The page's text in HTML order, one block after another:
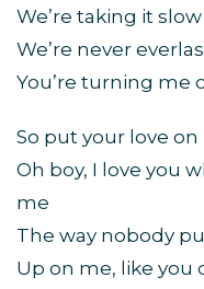
We’re taking it slow
We’re never
You’re turning me
So put your love
Oh boy, I love you
me
The way nobody
Up on me, like you